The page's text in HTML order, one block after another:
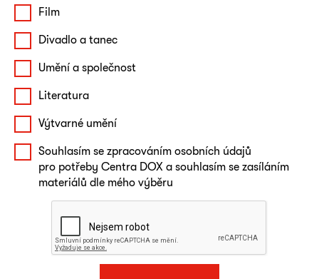
Film
Divadlo a tanec
Umění a společnost
Literatura
Výtvarné umění
Souhlasím se zpracováním osobních údajů
pro potřeby Centra DOX a souhlasím se zasíláním
materiálů dle mého výběru